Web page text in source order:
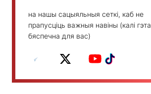
на нашы сацыяльныя сеткі, каб не
прапусціць важныя навіны (калі гэта
бяспечна для вас)